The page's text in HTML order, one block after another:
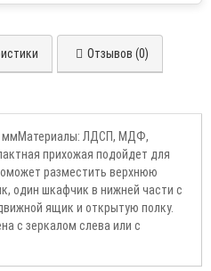
Отзывов (0)
ммМатериалы: ЛДСП, МДФ,
прихожая подойдет для
разместить верхнюю
один шкафчик в нижней части с
ящик и открытую полку.
с зеркалом слева или с